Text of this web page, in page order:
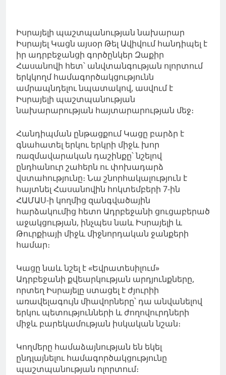
Իսրայելի պաշտպանության նախարար
Իսրայել Կացն այսօր Թել Ավիվում հանդիպել է
իր ադրբեջանցի գործընկեր Զաքիր
Հասանովի հետ՝ անվտանգության ոլորտում
երկկողմ համագործակցությունն
ամրապնդելու նպատակով, ասվում է
Իսրայելի պաշտպանության
նախարարության հայտարարության մեջ։
Հանդիպման ընթացքում Կացը բարձր է
գնահատել երկու երկրի միջև խոր
ռազմավարական դաշինքը՝ նշելով
ընդհանուր շահերն ու փոխադարձ
վստահությունը։ Նա շնորհակալություն է
հայտնել Հասանովին հոկտեմբերի 7-ին
ՀԱՄԱՍ-ի կողմից զանգվածային
հարձակումից հետո Ադրբեջանի ցուցաբերած
աջակցության, ինչպես նաև Իսրայելի և
Թուրքիայի միջև միջնորդական ջանքերի
համար։
Կացը նաև նշել է «Եվրատեսիլում»
Ադրբեջանի քվեարկության արդյունքները,
որտեղ Իսրայելը ստացել է ժյուրիի
առավելագույն միավորները՝ դա անվանելով
երկու պետությունների և ժողովուրդների
միջև բարեկամության իսկական նշան։
Կողմերը համաձայնության են եկել
ընդլայնելու համագործակցությունը
պաշտպանության ոլորտում։